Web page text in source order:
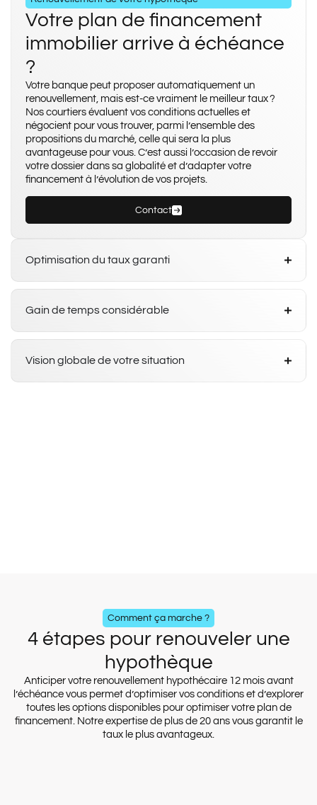
Votre plan de financement
immobilier arrive à échéance
?
Votre banque peut proposer automatiquement un
renouvellement, mais est-ce vraiment le meilleur taux ?
Nos courtiers évaluent vos conditions actuelles et
négocient pour vous trouver, parmi l’ensemble des
propositions du marché, celle qui sera la plus
avantageuse pour vous. C’est aussi l’occasion de revoir
votre dossier dans sa globalité et d’adapter votre
financement à l’évolution de vos projets.
Contact
Optimisation du taux garanti
Gain de temps considérable
Vision globale de votre situation
Comment ça marche ?
4 étapes pour renouveler une
hypothèque
Anticiper votre renouvellement hypothécaire 12 mois avant
l’échéance vous permet d’optimiser vos conditions et d’explorer
toutes les options disponibles pour optimiser votre plan de
financement. Notre expertise de plus de 20 ans vous garantit le
taux le plus avantageux.